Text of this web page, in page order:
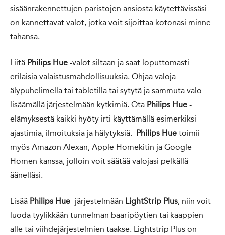
sisäänrakennettujen paristojen ansiosta käytettävissäsi
on kannettavat valot, jotka voit sijoittaa kotonasi minne
tahansa.
Liitä Philips Hue -valot siltaan ja saat loputtomasti
erilaisia valaistusmahdollisuuksia. Ohjaa valoja
älypuhelimella tai tabletilla tai sytytä ja sammuta valo
lisäämällä järjestelmään kytkimiä. Ota Philips Hue -
elämyksestä kaikki hyöty irti käyttämällä esimerkiksi
ajastimia, ilmoituksia ja hälytyksiä.
Philips Hue toimii
myös Amazon Alexan, Apple Homekitin ja Google
Homen kanssa, jolloin voit säätää valojasi pelkällä
äänelläsi.
Lisää Philips Hue -järjestelmään LightStrip Plus, niin voit
luoda tyylikkään tunnelman baaripöytien tai kaappien
alle tai viihdejärjestelmien taakse. Lightstrip Plus on